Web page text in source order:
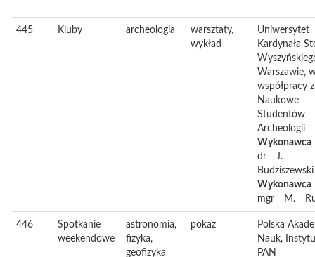
445 Kluby archeologia
warsztaty,
wykład
Uniwersytet
Kardynała
Warszawie,
współpracy z
Naukowe
Studentów
Archeologii
Wykonawca
dr
J.
Budziszewski
Wykonawca
mgr
M.
446
Spotkanie
weekendowe
astronomia,
fizyka,
geofizyka
pokaz
Polska
Nauk,
PAN